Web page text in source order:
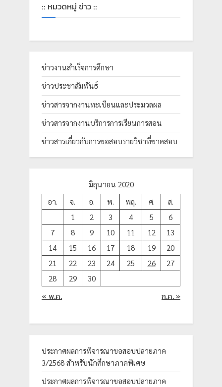
:: หมวดหมู่ ข่าว ::
ข่าวงานสำเร็จการศึกษา
ข่าวประชาสัมพันธ์
ข่าวสารจากงานทะเบียนและประมวลผล
ข่าวสารจากงานบริการการเรียนการสอน
ข่าวสารเกี่ยวกับการขอสอบรายวิชาที่ขาดสอบ
มิถุนายน 2020
อา.
จ. อ. พ. พฤ. ศ.
ส.
1
2 3 4 5
6
7
8 9 10 11 12
13
14
15 16 17 18 19
20
21
22 23 24 25 26
27
28
29 30
« พ.ค. ก.ค. »
ประกาศผลการพิจารณาขอสอบปลายภาค
3/2568 สำหรับนักศึกษาภาคพิเศษ
ประกาศผลการพิจารณาขอสอบปลายภาค